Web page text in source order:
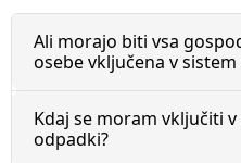
Vodovod Kanalizacija
Ali morajo biti vsa
osebe vključena v
Kdaj se moram vključiti
odpadki?